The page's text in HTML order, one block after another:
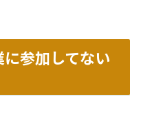
に参加してない